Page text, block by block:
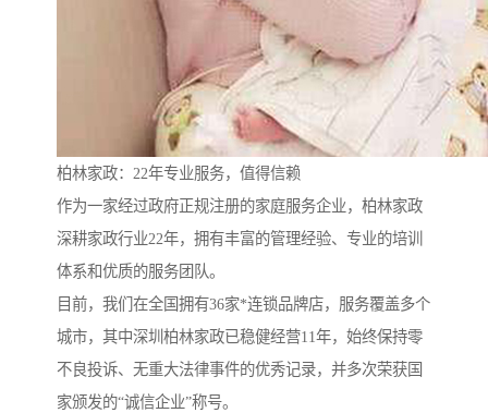
柏林家政：22年专业服务，值得信赖
作为一家经过政府正规注册的家庭服务企业，柏林家政
深耕家政行业22年，拥有丰富的管理经验、专业的培训
体系和优质的服务团队。
目前，我们在全国拥有36家*连锁品牌店，服务覆盖多个
城市，其中深圳柏林家政已稳健经营11年，始终保持零
不良投诉、无重大法律事件的优秀记录，并多次荣获国
家颁发的“诚信企业”称号。